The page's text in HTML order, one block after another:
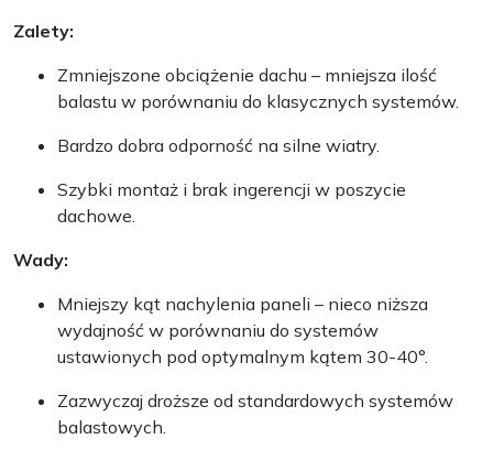
Zalety:
Zmniejszone obciążenie dachu – mniejsza ilość
balastu w porównaniu do klasycznych systemów.
Bardzo dobra odporność na silne wiatry.
Szybki montaż i brak ingerencji w poszycie
dachowe.
Wady:
Mniejszy kąt nachylenia paneli – nieco niższa
wydajność w porównaniu do systemów
ustawionych pod optymalnym kątem 30-40°.
Zazwyczaj droższe od standardowych systemów
balastowych.